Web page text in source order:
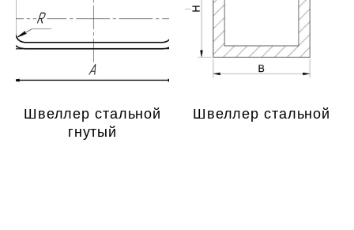
Швеллер стальной
гнутый
Швеллер стальной